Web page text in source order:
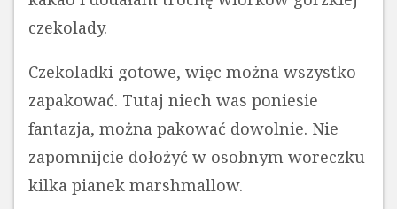
czekolady.
Czekoladki gotowe, więc można wszystko
zapakować. Tutaj niech was poniesie
fantazja, można pakować dowolnie. Nie
zapomnijcie dołożyć w osobnym woreczku
kilka pianek marshmallow.